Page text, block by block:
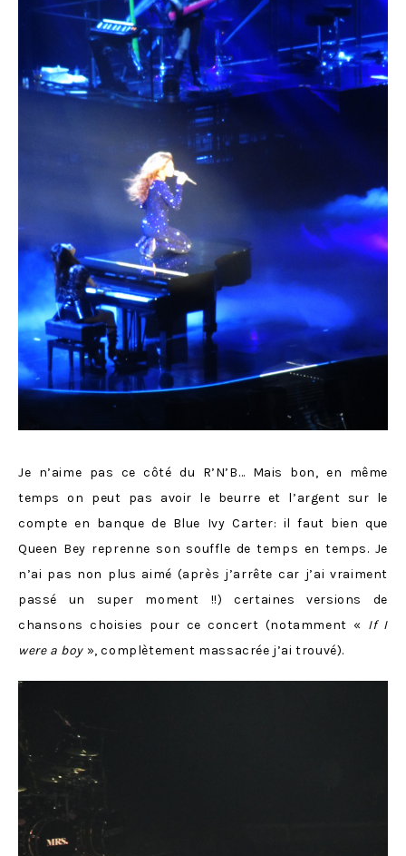
Je n’aime pas ce côté du R’N’B… Mais bon, en même
temps on peut pas avoir le beurre et l’argent sur le
compte en banque de Blue Ivy Carter: il faut bien que
Queen Bey reprenne son souffle de temps en temps. Je
n’ai pas non plus aimé (après j’arrête car j’ai vraiment
passé un super moment !!) certaines versions de
chansons choisies pour ce concert (notamment « If I
were a boy », complètement massacrée j’ai trouvé).